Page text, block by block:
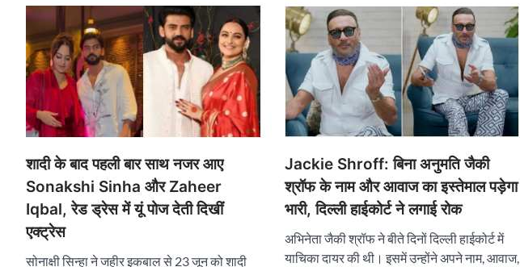
शादी के बाद पहली बार साथ नजर आए
Sonakshi Sinha और Zaheer
Iqbal, रेड ड्रेस में यूं पोज देती दिखीं
एक्ट्रेस
सोनाक्षी सिन्हा ने जहीर इकबाल से 23 जून को शादी
Jackie Shroff: बिना अनुमति जैकी
श्रॉफ के नाम और आवाज का इस्तेमाल पड़ेगा
भारी, दिल्ली हाईकोर्ट ने लगाई रोक
अभिनेता जैकी श्रॉफ ने बीते दिनों दिल्ली हाईकोर्ट में
याचिका दायर की थी। इसमें उन्होंने अपने नाम, आवाज,